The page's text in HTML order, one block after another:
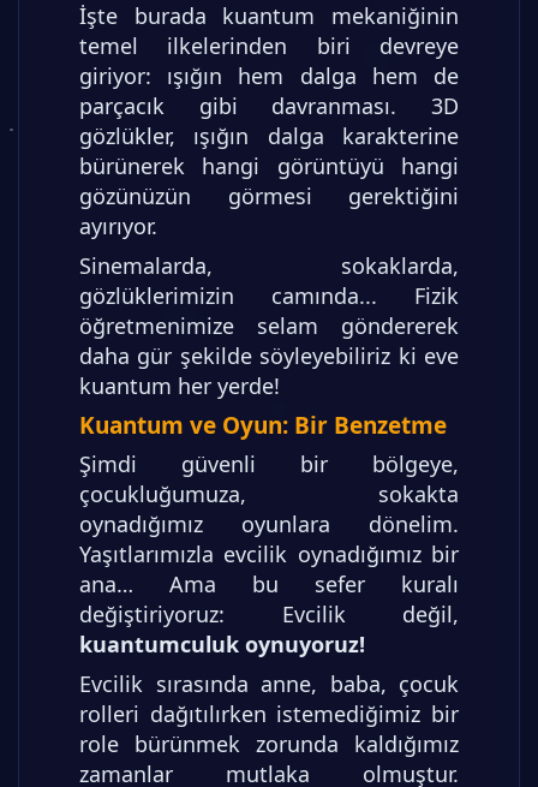
İşte burada kuantum mekaniğinin
temel ilkelerinden biri devreye
giriyor: ışığın hem dalga hem de
parçacık gibi davranması. 3D
gözlükler, ışığın dalga karakterine
bürünerek hangi görüntüyü hangi
gözünüzün görmesi gerektiğini
ayırıyor.
Sinemalarda, sokaklarda,
gözlüklerimizin camında... Fizik
öğretmenimize selam göndererek
daha gür şekilde söyleyebiliriz ki eve
kuantum her yerde!
Kuantum ve Oyun: Bir Benzetme
Şimdi güvenli bir bölgeye,
çocukluğumuza, sokakta
oynadığımız oyunlara dönelim.
Yaşıtlarımızla evcilik oynadığımız bir
ana… Ama bu sefer kuralı
değiştiriyoruz: Evcilik değil,
kuantumculuk oynuyoruz!
Evcilik sırasında anne, baba, çocuk
rolleri dağıtılırken istemediğimiz bir
role bürünmek zorunda kaldığımız
zamanlar mutlaka olmuştur.